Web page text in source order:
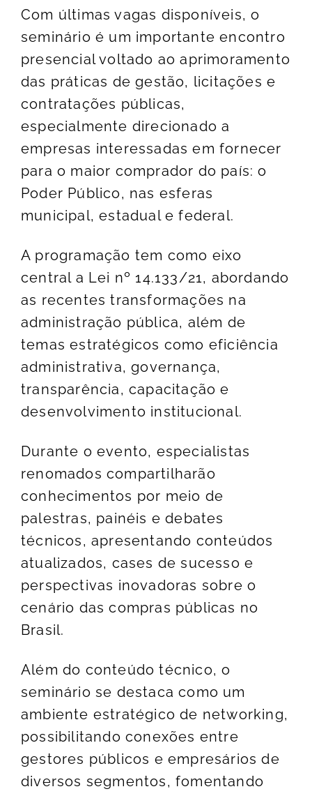
Com últimas vagas disponíveis, o
seminário é um importante encontro
presencial voltado ao aprimoramento
das práticas de gestão, licitações e
contratações públicas,
especialmente direcionado a
empresas interessadas em fornecer
para o maior comprador do país: o
Poder Público, nas esferas
municipal, estadual e federal.
A programação tem como eixo
central a Lei nº 14.133/21, abordando
as recentes transformações na
administração pública, além de
temas estratégicos como eficiência
administrativa, governança,
transparência, capacitação e
desenvolvimento institucional.
Durante o evento, especialistas
renomados compartilharão
conhecimentos por meio de
palestras, painéis e debates
técnicos, apresentando conteúdos
atualizados, cases de sucesso e
perspectivas inovadoras sobre o
cenário das compras públicas no
Brasil.
Além do conteúdo técnico, o
seminário se destaca como um
ambiente estratégico de networking,
possibilitando conexões entre
gestores públicos e empresários de
diversos segmentos, fomentando